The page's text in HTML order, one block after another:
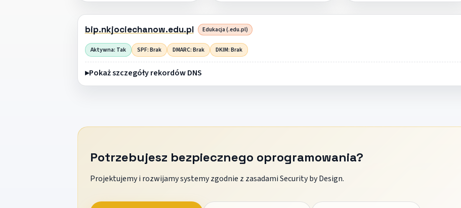
bip.nkjociechanow.edu.pl Edukacja (.edu.pl)
Aktywna: Tak SPF: Brak DMARC: Brak DKIM: Brak
Pokaż szczegóły rekordów DNS
Potrzebujesz bezpiecznego oprogramowania?
Projektujemy i rozwijamy systemy zgodnie z zasadami Security by Design.